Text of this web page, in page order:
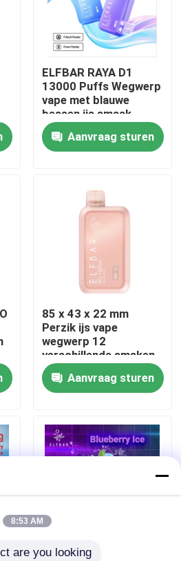
ELFBAR RAYA D1
13000 Puffs Wegwerp
vape met blauwe
bessen ijs smaak
Aanvraag sturen
85 x 43 x 22 mm
Perzik ijs vape
wegwerp 12
verschillende smaken
Aanvraag sturen
ELFBAR RAYA D3
8:53 AM
are you looking